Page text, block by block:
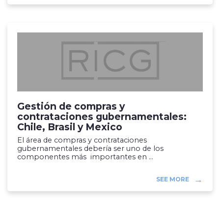
Gestión de compras y
contrataciones gubernamentales:
Chile, Brasil y Mexico
El área de compras y contrataciones
gubernamentales debería ser uno de los
componentes más importantes en ...
SEE MORE